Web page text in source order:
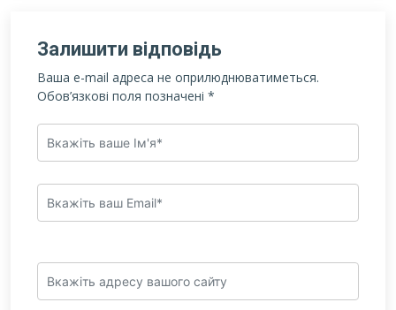
Залишити відповідь
Ваша e-mail адреса не оприлюднюватиметься.
Обов’язкові поля позначені *